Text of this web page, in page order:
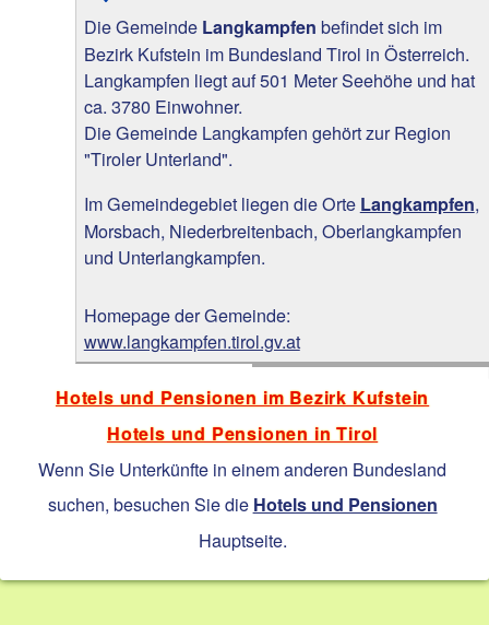
Die Gemeinde Langkampfen befindet sich im
Bezirk Kufstein im Bundesland Tirol in Österreich.
Langkampfen liegt auf 501 Meter Seehöhe und hat
ca. 3780 Einwohner.
Die Gemeinde Langkampfen gehört zur Region
"Tiroler Unterland".
Im Gemeindegebiet liegen die Orte Langkampfen,
Morsbach, Niederbreitenbach, Oberlangkampfen
und Unterlangkampfen.
Homepage der Gemeinde:
www.langkampfen.tirol.gv.at
Hotels und Pensionen im Bezirk Kufstein
Hotels und Pensionen in Tirol
Wenn Sie Unterkünfte in einem anderen Bundesland
suchen, besuchen Sie die Hotels und Pensionen
Hauptseite.